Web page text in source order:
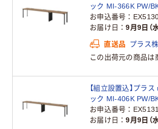
ック MI-366K PW/BK
お申込番号
お届け日
9月9日（
直送品
プラス
この出荷元の商品は
【組立設置込】プラ
ック MI-406K PW/BK
お申込番号
お届け日
9月9日（